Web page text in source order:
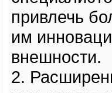
привлечь
им
внешности.
2.